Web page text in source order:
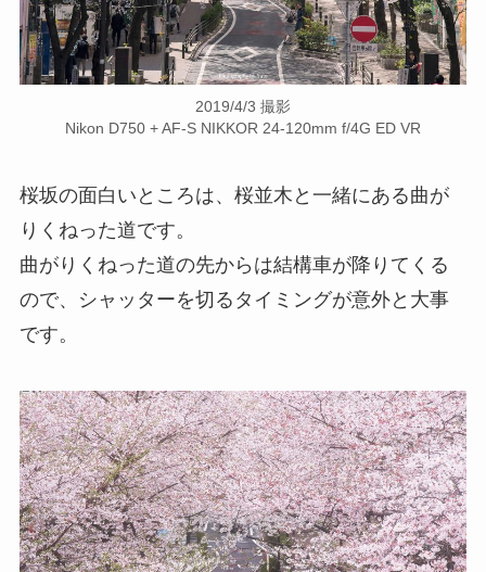
2019/4/3 撮影
Nikon D750 + AF-S NIKKOR 24-120mm f/4G ED VR
桜坂の面白いところは、桜並木と一緒にある曲が
りくねった道です。
曲がりくねった道の先からは結構車が降りてくる
ので、シャッターを切るタイミングが意外と大事
です。